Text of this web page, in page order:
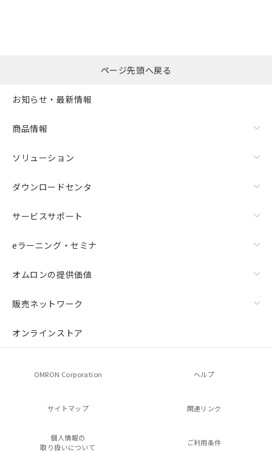
ページ先頭へ戻る
お知らせ・最新情報
商品情報
ソリューション
ダウンロードセンタ
サービスサポート
eラーニング・セミナ
オムロンの提供価値
販売ネットワーク
オンラインストア
OMRON Corporation ヘルプ
サイトマップ 関連リンク
個人情報の
取り扱いについて
ご利用条件